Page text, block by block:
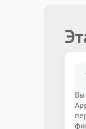
Вы